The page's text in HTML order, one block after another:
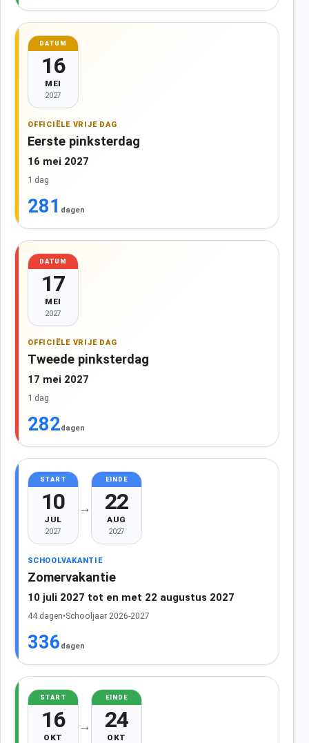
DATUM
16
MEI
2027
OFFICIËLE VRIJE DAG
Eerste pinksterdag
16 mei 2027
1 dag
281 dagen
DATUM
17
MEI
2027
OFFICIËLE VRIJE DAG
Tweede pinksterdag
17 mei 2027
1 dag
282dagen
START
10
JUL
2027
→
EINDE
22
AUG
2027
SCHOOLVAKANTIE
Zomervakantie
10 juli 2027 tot en met 22 augustus 2027
44 dagen•Schooljaar 2026-2027
336 dagen
START
16
OKT
→
EINDE
24
OKT